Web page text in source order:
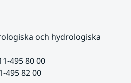
och hydrologiska
495 80 00
495 82 00